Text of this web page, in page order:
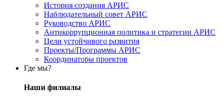
История создания АРИС
Наблюдательный совет АРИС
Руководство АРИС
Антикоррупционная политика и стратегии АРИС
Цели устойчивого развития
Проекты/Программы АРИС
Координаторы проектов
Где мы?
Наши филиалы